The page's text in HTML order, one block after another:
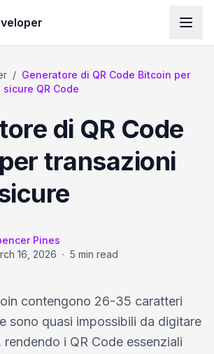
/ Generatore di QR Code Bitcoin per
QR Code
di QR Code
transazioni
Pines
16, 2026 · 5 min read
contengono 26-35 caratteri
sono quasi impossibili da digitare
i QR Code essenziali